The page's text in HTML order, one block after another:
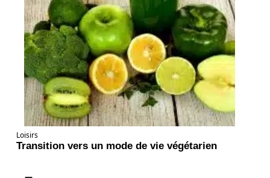
Loisirs
Transition vers un mode de vie végétarien